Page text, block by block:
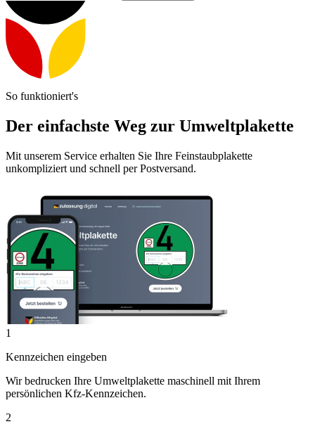
So funktioniert's
Der einfachste Weg zur Umweltplakette
Mit unserem Service erhalten Sie Ihre Feinstaubplakette
unkompliziert und schnell per Postversand.
1
Kennzeichen eingeben
Wir bedrucken Ihre Umweltplakette maschinell mit Ihrem
persönlichen Kfz-Kennzeichen.
2